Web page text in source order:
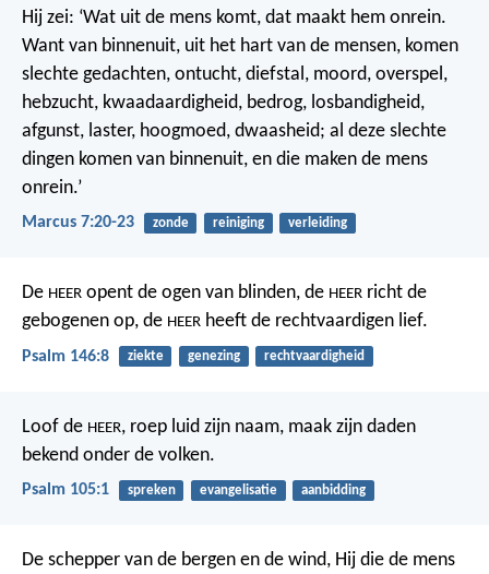
Hij zei: ‘Wat uit de mens komt, dat maakt hem onrein.
Want van binnenuit, uit het hart van de mensen, komen
slechte gedachten, ontucht, diefstal, moord, overspel,
hebzucht, kwaadaardigheid, bedrog, losbandigheid,
afgunst, laster, hoogmoed, dwaasheid; al deze slechte
dingen komen van binnenuit, en die maken de mens
onrein.’
Marcus 7:20-23 zonde reiniging verleiding
De HEER opent de ogen van blinden, de HEER richt de
gebogenen op, de HEER heeft de rechtvaardigen lief.
Psalm 146:8 ziekte genezing rechtvaardigheid
Loof de HEER, roep luid zijn naam, maak zijn daden
bekend onder de volken.
Psalm 105:1 spreken evangelisatie aanbidding
De schepper van de bergen en de wind, Hij die de mens